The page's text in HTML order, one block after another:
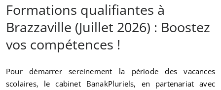
Formations qualifiantes à
Brazzaville (Juillet 2026) : Boostez
vos compétences !
Pour démarrer sereinement la période des vacances
scolaires, le cabinet BanakPluriels, en partenariat avec